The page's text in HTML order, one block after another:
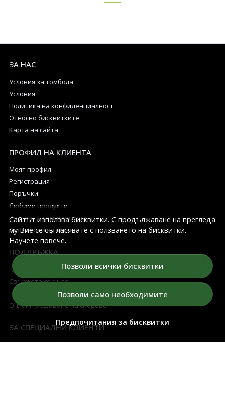
Сайтът използва бисквитки. С продължаване на прегледа
му Вие се съгласявате с ползването на бисквитки.
Научете повече.
Позволи всички бисквитки
Позволи само необходимите
Предпочитания за бисквитки
ЗА НАС
Условия за томбола
Условия
Политика на конфиденциалност
Относно бисквитките
Карта на сайта
ПРОФИЛ НА КЛИЕНТА
Моят профил
Регистрация
Поръчки
Любими продукти
Разплащателни методи
Доставка и връщане
ПОДДРЪЖКА
Контакти
Свържете се с нас
Често Задавани Въпроси
Онлайн решаване на спорове
ЗА СПЕЦИАЛНИ КЛИЕНТИ
Условия за томбола